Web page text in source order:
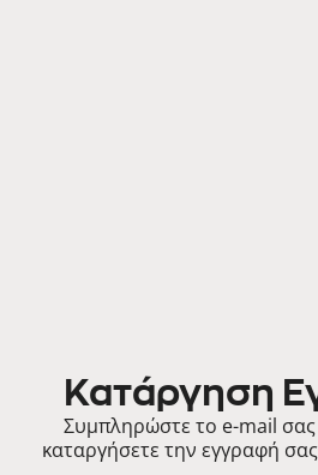
Κατάργηση
Συμπληρώστε το e-mail
καταργήσετε την εγγραφή